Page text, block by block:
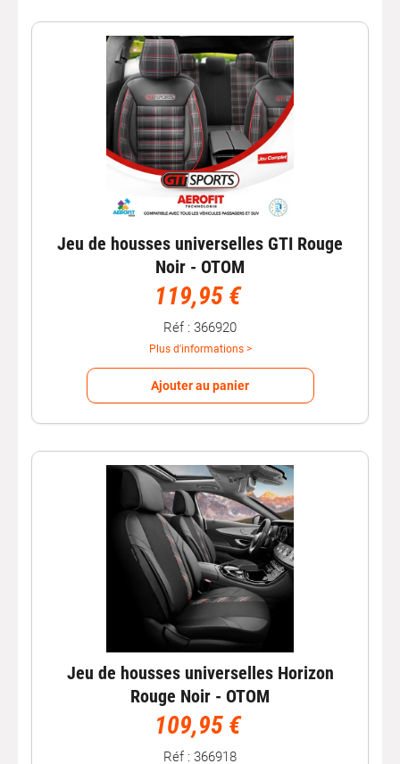
Jeu de housses universelles GTI Rouge
Noir - OTOM
119,95 €
Réf : 366920
Plus d'informations >
Ajouter au panier
Jeu de housses universelles Horizon
Rouge Noir - OTOM
109,95 €
Réf : 366918